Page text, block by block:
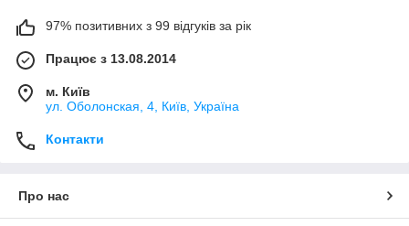
97% позитивних з 99 відгуків за рік
Працює з 13.08.2014
м. Київ
ул. Оболонская, 4, Київ, Україна
Контакти
Про нас